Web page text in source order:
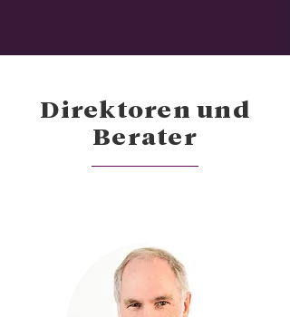
Direktoren und
Berater